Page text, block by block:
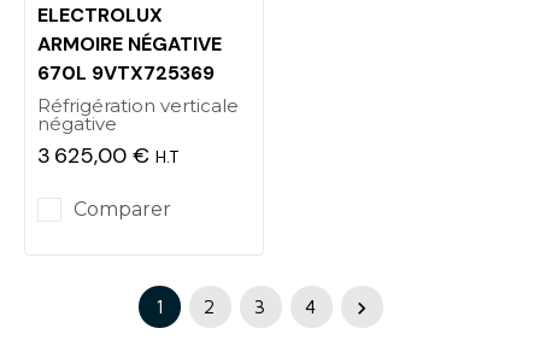
ELECTROLUX
ARMOIRE NÉGATIVE
670L 9VTX725369
Réfrigération verticale
négative
3 625,00 € H.T
Comparer
1 2 3 4 